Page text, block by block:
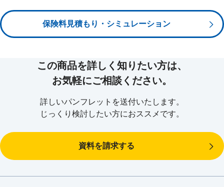
等
による所定の入院・在宅療養状態
になられたときに、毎月給付金をお受け取
りいただけます。 （就業不能保険金）
●
お支払事由に該当したとき、就業不能保険金（基準給付金月額）を給
付金支払期間満了日まで毎月お受け取りいただけます。
ことなく、継続的に給付金をお受け取りいただけます。
みの免除はできません。
●「上皮内新生物」は、保険料払込みの免除対象の悪性新生物（がん）
オプションとして特定疾病保険料払込免除特則
を付加した場合
特定疾病【悪性新生物（がん）・心疾患・脳血管疾患】で
該当された場合、将来の保険料のお払込みは不要となります。
保険料見積もり・シミュレーション
この商品を詳しく知りたい方は、
お気軽にご相談ください。
詳しいパンフレットを送付いたします。
じっくり検討したい方におススメです。
資料を請求する